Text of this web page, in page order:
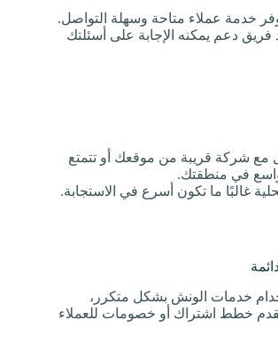
خدمة عملاء متاحة وسهلة التواصل.
دعم يمكنه الإجابة على أسئلتك
مع شركة قريبة من موقعك أو تتمتع
في منطقتك.
غالبًا ما تكون أسرع في الاستجابة.
خدمات الونش بشكل متكرر،
خطط اشتراك أو خصومات للعملاء